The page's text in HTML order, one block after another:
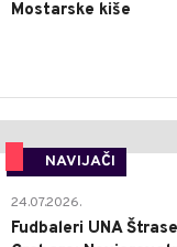
Mostarske kiše
NAVIJAČI
24.07.2026.
Fudbaleri UNA